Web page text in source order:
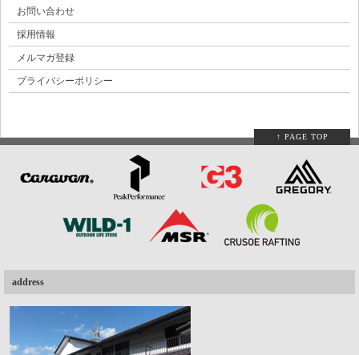
お問い合わせ
採用情報
メルマガ登録
プライバシーポリシー
↑ PAGE TOP
address